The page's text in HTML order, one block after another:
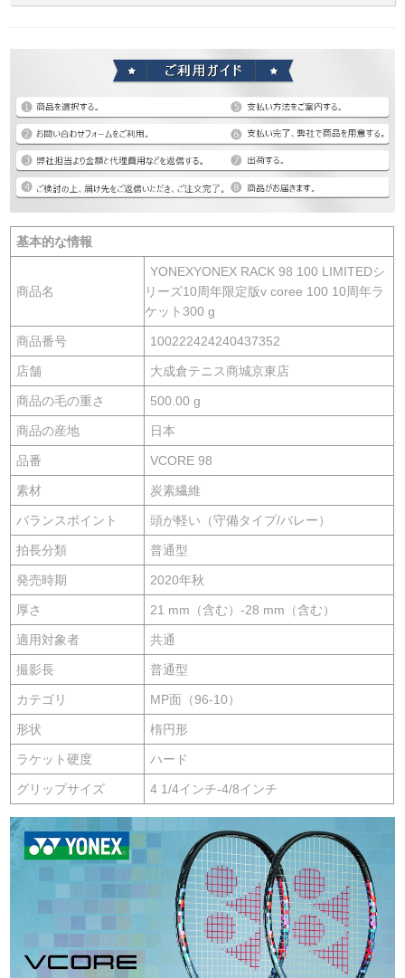
基本的な情報
商品名
YONEXYONEX RACK 98 100 LIMITEDシ
リーズ10周年限定版v coree 100 10周年ラ
ケット300 g
商品番号 100222424240437352
店舗 大成倉テニス商城京東店
商品の毛の重さ 500.00 g
商品の産地 日本
品番 VCORE 98
素材 炭素繊維
バランスポイント 頭が軽い（守備タイプ/バレー）
拍長分類 普通型
発売時期 2020年秋
厚さ 21 mm（含む）-28 mm（含む）
適用対象者 共通
撮影長 普通型
カテゴリ MP面（96-10）
形状 楕円形
ラケット硬度 ハード
グリップサイズ 4 1/4インチ-4/8インチ